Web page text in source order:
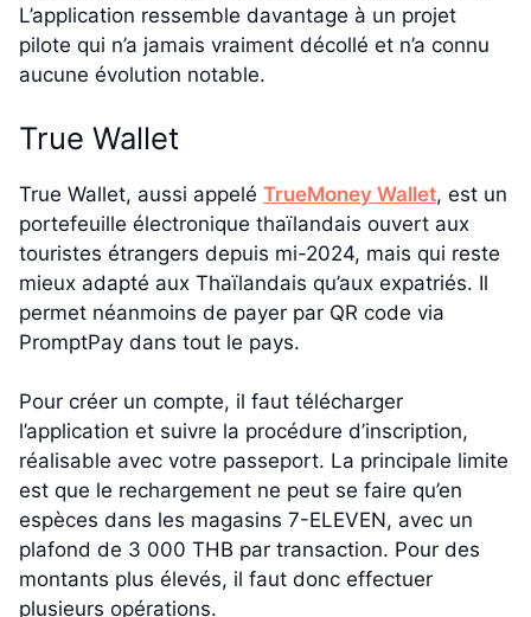
L’application ressemble davantage à un projet
pilote qui n’a jamais vraiment décollé et n’a connu
aucune évolution notable.
True Wallet
True Wallet, aussi appelé TrueMoney Wallet, est un
portefeuille électronique thaïlandais ouvert aux
touristes étrangers depuis mi-2024, mais qui reste
mieux adapté aux Thaïlandais qu’aux expatriés. Il
permet néanmoins de payer par QR code via
PromptPay dans tout le pays.
Pour créer un compte, il faut télécharger
l’application et suivre la procédure d’inscription,
réalisable avec votre passeport. La principale limite
est que le rechargement ne peut se faire qu’en
espèces dans les magasins 7-ELEVEN, avec un
plafond de 3 000 THB par transaction. Pour des
montants plus élevés, il faut donc effectuer
plusieurs opérations.